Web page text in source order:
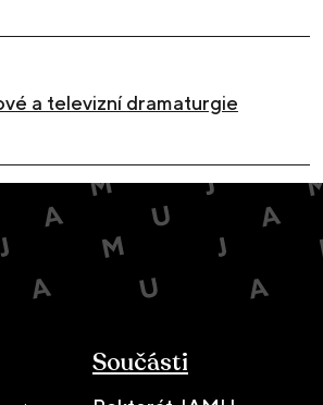
a televizní dramaturgie
Součásti